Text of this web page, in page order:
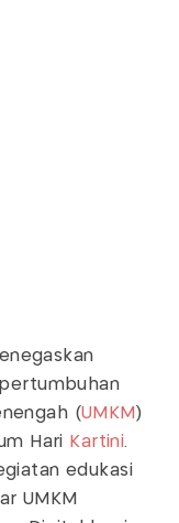
(UMKM )
Hari Kartini.
edukasi
UMKM